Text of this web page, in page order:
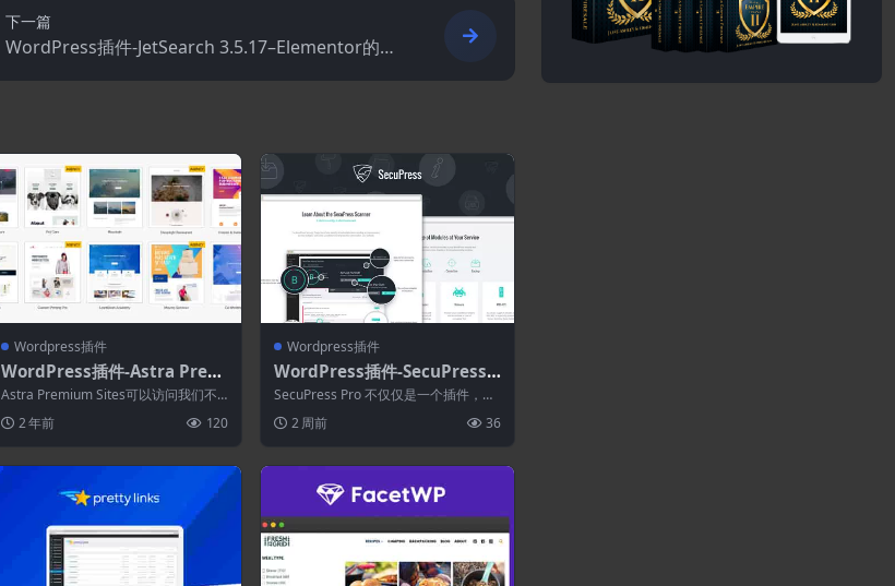
下一篇
WordPress插件-JetSearch 3.5.17–Elementor的Wo
rdPress搜索插件
Wordpress插件
WordPress插件-Astra Prem
ium Sites 4.2.4–准备导入入门
网站
Astra Premium Sites可以访问我们不
2 年前 120
Wordpress插件
WordPress插件-SecuPress
Pro 2.6.3–高级WordPress安
全插件
SecuPress Pro 不仅仅是一个插件，更
2 周前 36